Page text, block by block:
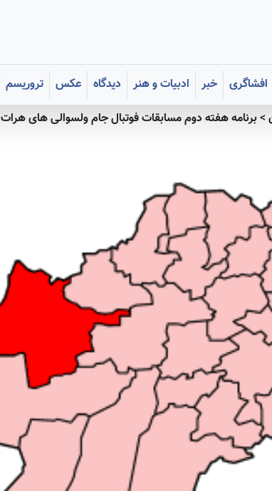
افشاگری خبر ادبیات و هنر دیدگاه عکس تروریسم
>برنامه هفته دوم مسابقات فوتبال جام ولسوالی های هرات